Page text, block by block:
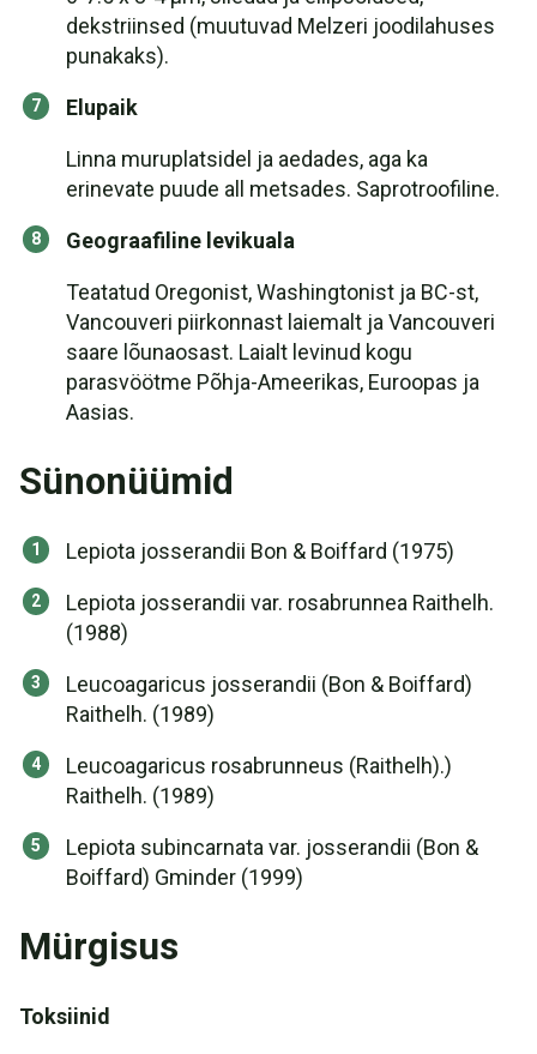
dekstriinsed (muutuvad Melzeri joodilahuses
punakaks).
Elupaik
Linna muruplatsidel ja aedades, aga ka
erinevate puude all metsades. Saprotroofiline.
Geograafiline levikuala
Teatatud Oregonist, Washingtonist ja BC-st,
Vancouveri piirkonnast laiemalt ja Vancouveri
saare lõunaosast. Laialt levinud kogu
parasvöötme Põhja-Ameerikas, Euroopas ja
Aasias.
Sünonüümid
Lepiota josserandii Bon & Boiffard (1975)
Lepiota josserandii var. rosabrunnea Raithelh.
(1988)
Leucoagaricus josserandii (Bon & Boiffard)
Raithelh. (1989)
Leucoagaricus rosabrunneus (Raithelh).)
Raithelh. (1989)
Lepiota subincarnata var. josserandii (Bon &
Boiffard) Gminder (1999)
Mürgisus
Toksiinid